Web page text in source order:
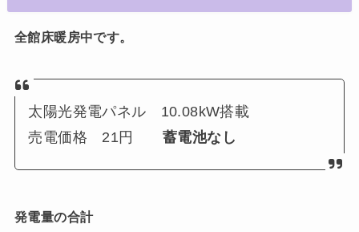
全館床暖房中です。
太陽光発電パネル 10.08kW搭載
売電価格 21円蓄電池なし
発電量の合計